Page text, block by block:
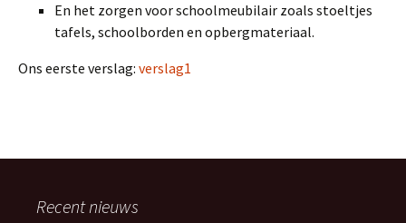
En het zorgen voor schoolmeubilair zoals stoeltjes
tafels, schoolborden en opbergmateriaal.
Ons eerste verslag: verslag1
Recent nieuws